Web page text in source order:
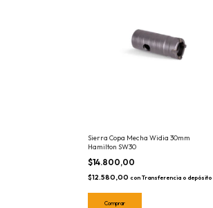
Sierra Copa Mecha Widia 30mm
Hamilton SW30
$14.800,00
$12.580,00 con Transferencia o depósito